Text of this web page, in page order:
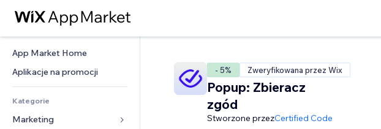
App Market Home
Aplikacje na promocji
Kategorie
Marketing
- 5% Zweryfikowana przez Wix
Popup: Zbieracz
zgód
Stworzone przezCertified Code